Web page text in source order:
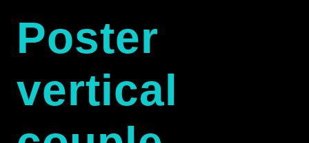
Poster
vertical